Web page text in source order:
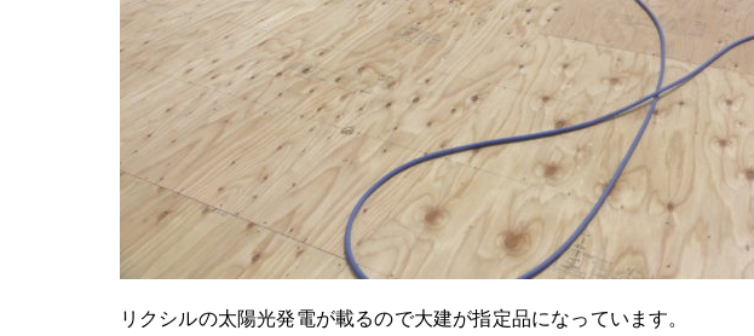
リクシルの太陽光発電が載るので大建が指定品になっています。